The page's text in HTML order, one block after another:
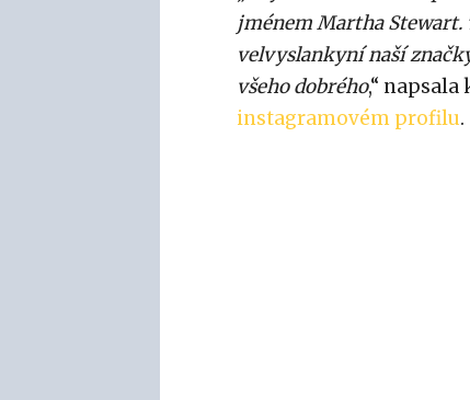
jménem Martha Stewart.
velvyslankyní naší
všeho dobrého,“
instagramovém profilu.